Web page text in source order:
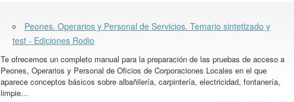
Peones. Operarios y Personal de Servicios. Temario sintetizado y
test - Ediciones Rodio
Te ofrecemos un completo manual para la preparación de las pruebas de acceso a
Peones, Operarios y Personal de Oficios de Corporaciones Locales en el que
aparece conceptos básicos sobre albañilería, carpintería, electricidad, fontanería,
limpie...